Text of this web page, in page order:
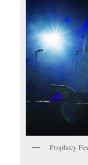
Prophecy